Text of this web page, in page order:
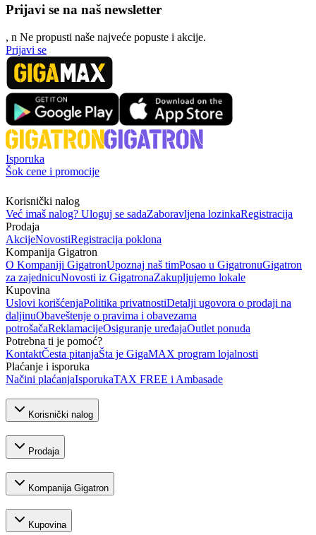
Prijavi se na naš newsletter
, n Ne propusti naše najveće popuste i akcije.
Prijavi se
Isporuka
Šok cene i promocije
Korisnički nalog
Već imaš nalog? Uloguj se sadaZaboravljena lozinkaRegistracija
Prodaja
AkcijeNovostiRegistracija poklona
Kompanija Gigatron
O Kompaniji GigatronUpoznaj naš timPosao u GigatronuGigatron
za zajednicuNovosti iz GigatronaZakupljujemo lokale
Kupovina
Uslovi korišćenjaPolitika privatnostiDetalji ugovora o prodaji na
daljinuObaveštenje o pravima i obavezama
potrošačaReklamacijeOsiguranje uređajaOutlet ponuda
Potrebna ti je pomoć?
KontaktČesta pitanjaŠta je GigaMAX program lojalnosti
Plaćanje i isporuka
Načini plaćanjaIsporukaTAX FREE i Ambasade
Korisnički nalog
Prodaja
Kompanija Gigatron
Kupovina